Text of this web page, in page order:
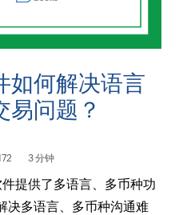
如何解决语言
易问题？
3 分钟
提供了多语言、多币种功
决多语言、多币种沟通难